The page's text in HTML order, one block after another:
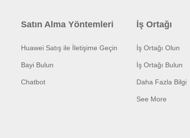
Satın Alma Yöntemleri
Huawei Satış ile İletişime Geçin
Bayi Bulun
Chatbot
İş Ortağı
İş Ortağı Olun
İş Ortağı Bulun
Daha Fazla Bilgi
See More